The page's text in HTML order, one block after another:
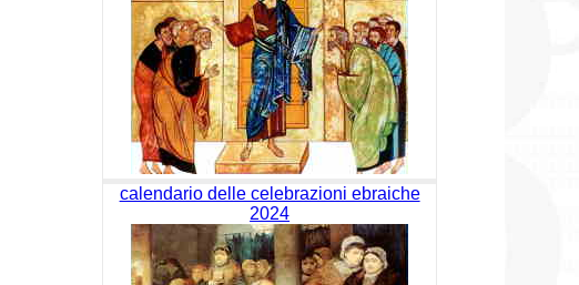
calendario delle celebrazioni ebraiche
2024